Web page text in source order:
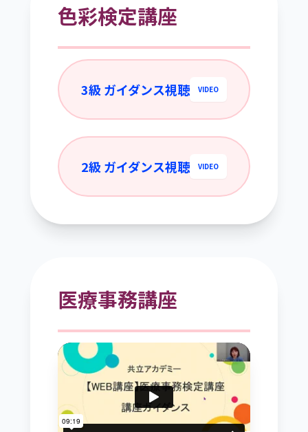
色彩検定講座
3級 ガイダンス視聴 VIDEO
2級 ガイダンス視聴 VIDEO
医療事務講座